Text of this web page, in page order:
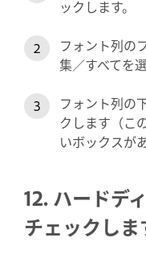
ックします。
フォント列の
集／すべてを
フォント列の
クします（こ
いボックスが
12. ハードデ
チェックしま